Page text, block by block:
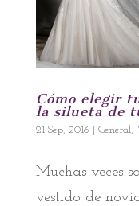
Cómo elegir
la silueta de
21 Sep, 2016 | General,
Muchas veces
vestido de